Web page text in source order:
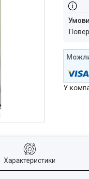
У
Характеристики